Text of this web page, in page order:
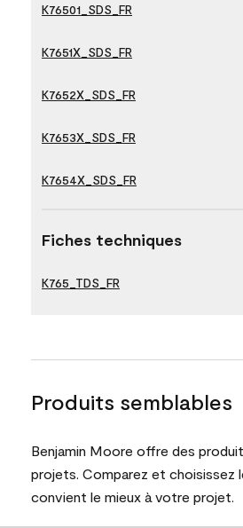
K76501_SDS_FR
K7651X_SDS_FR
K7652X_SDS_FR
K7653X_SDS_FR
K7654X_SDS_FR
Fiches techniques
K765_TDS_FR
Produits semblables
Benjamin Moore offre des
projets. Comparez et choisissez
convient le mieux à votre projet.